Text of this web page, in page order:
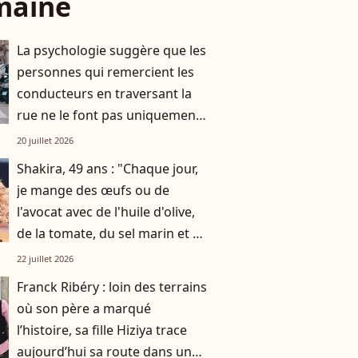
La psychologie suggère que les
personnes qui remercient les
conducteurs en traversant la
rue ne le font pas uniquement
par gratitude
20 juillet 2026
Shakira, 49 ans : "Chaque jour,
je mange des œufs ou de
l'avocat avec de l'huile d'olive,
de la tomate, du sel marin et un
smoothie"
22 juillet 2026
Franck Ribéry : loin des terrains
où son père a marqué
l’histoire, sa fille Hiziya trace
aujourd’hui sa route dans un